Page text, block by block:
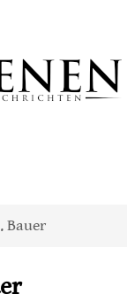
Bauer